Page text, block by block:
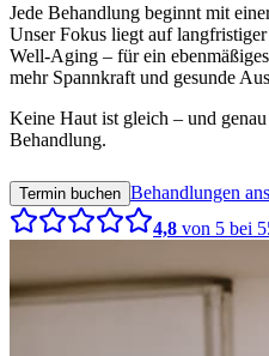
Jede Behandlung beginnt mit
Unser Fokus liegt auf
Well-Aging – für ein
mehr Spannkraft und gesunde
Keine Haut ist gleich – und
Behandlung.
Termin buchen Behandlungen
4,8 von 5 bei